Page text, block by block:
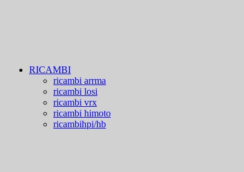
RICAMBI
ricambi arrma
ricambi losi
ricambi vrx
ricambi himoto
ricambihpi/hb